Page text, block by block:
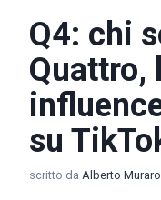
Q4: chi
Quattro,
su
scritto da Alberto Muraro